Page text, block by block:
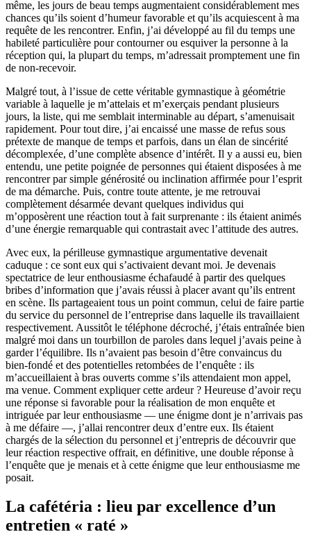
même, les jours de beau temps augmentaient considérablement mes
chances qu’ils soient d’humeur favorable et qu’ils acquiescent à ma
requête de les rencontrer. Enfin, j’ai développé au fil du temps une
habileté particulière pour contourner ou esquiver la personne à la
réception qui, la plupart du temps, m’adressait promptement une fin
de non-recevoir.
Malgré tout, à l’issue de cette véritable gymnastique à géométrie
variable à laquelle je m’attelais et m’exerçais pendant plusieurs
jours, la liste, qui me semblait interminable au départ, s’amenuisait
rapidement. Pour tout dire, j’ai encaissé une masse de refus sous
prétexte de manque de temps et parfois, dans un élan de sincérité
décomplexée, d’une complète absence d’intérêt. Il y a aussi eu, bien
entendu, une petite poignée de personnes qui étaient disposées à me
rencontrer par simple générosité ou inclination affirmée pour l’esprit
de ma démarche. Puis, contre toute attente, je me retrouvai
complètement désarmée devant quelques individus qui
m’opposèrent une réaction tout à fait surprenante : ils étaient animés
d’une énergie remarquable qui contrastait avec l’attitude des autres.
Avec eux, la périlleuse gymnastique argumentative devenait
caduque : ce sont eux qui s’activaient devant moi. Je devenais
spectatrice de leur enthousiasme échafaudé à partir des quelques
bribes d’information que j’avais réussi à placer avant qu’ils entrent
en scène. Ils partageaient tous un point commun, celui de faire partie
du service du personnel de l’entreprise dans laquelle ils travaillaient
respectivement. Aussitôt le téléphone décroché, j’étais entraînée bien
malgré moi dans un tourbillon de paroles dans lequel j’avais peine à
garder l’équilibre. Ils n’avaient pas besoin d’être convaincus du
bien-fondé et des potentielles retombées de l’enquête : ils
m’accueillaient à bras ouverts comme s’ils attendaient mon appel,
ma venue. Comment expliquer cette ardeur ? Heureuse d’avoir reçu
une réponse si favorable pour la réalisation de mon enquête et
intriguée par leur enthousiasme — une énigme dont je n’arrivais pas
à me défaire —, j’allai rencontrer deux d’entre eux. Ils étaient
chargés de la sélection du personnel et j’entrepris de découvrir que
leur réaction respective offrait, en définitive, une double réponse à
l’enquête que je menais et à cette énigme que leur enthousiasme me
posait.
La cafétéria : lieu par excellence d’un
entretien « raté »